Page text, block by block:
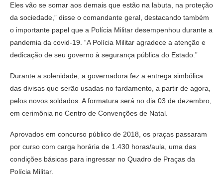
Eles vão se somar aos demais que estão na labuta, na proteção
da sociedade,” disse o comandante geral, destacando também
o importante papel que a Polícia Militar desempenhou durante a
pandemia da covid-19. “A Polícia Militar agradece a atenção e
dedicação de seu governo à segurança pública do Estado.”
Durante a solenidade, a governadora fez a entrega simbólica
das divisas que serão usadas no fardamento, a partir de agora,
pelos novos soldados. A formatura será no dia 03 de dezembro,
em cerimônia no Centro de Convenções de Natal.
Aprovados em concurso público de 2018, os praças passaram
por curso com carga horária de 1.430 horas/aula, uma das
condições básicas para ingressar no Quadro de Praças da
Polícia Militar.